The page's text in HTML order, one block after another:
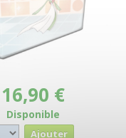
16,90 €
Disponible